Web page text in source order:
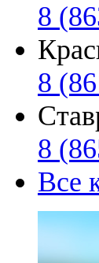
8
8
8
Все